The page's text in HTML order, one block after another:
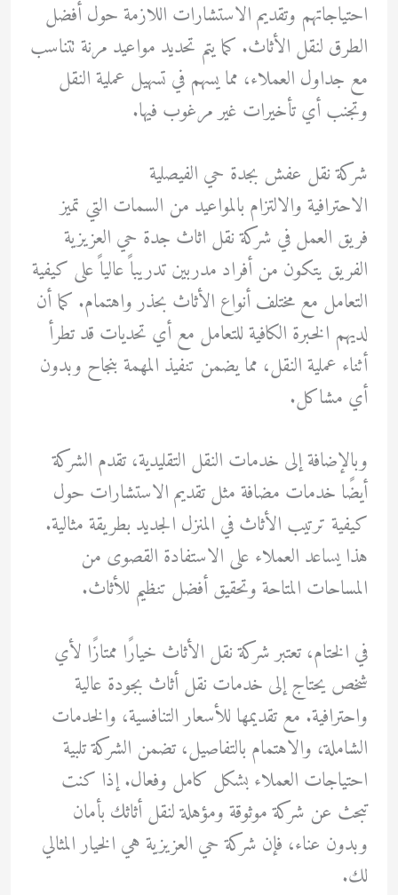
احتياجاتهم وتقديم الاستشارات اللازمة حول أفضل
الطرق لنقل الأثاث. كما يتم تحديد مواعيد مرنة تتناسب
مع جداول العملاء، مما يسهم في تسهيل عملية النقل
وتجنب أي تأخيرات غير مرغوب فيها.
شركة نقل عفش بجدة حي الفيصلية
الاحترافية والالتزام بالمواعيد من السمات التي تميز
فريق العمل في شركة نقل اثاث جدة حي العزيزية
الفريق يتكون من أفراد مدربين تدريباً عالياً على كيفية
التعامل مع مختلف أنواع الأثاث بحذر واهتمام. كما أن
لديهم الخبرة الكافية للتعامل مع أي تحديات قد تطرأ
أثناء عملية النقل، مما يضمن تنفيذ المهمة بنجاح وبدون
أي مشاكل.
وبالإضافة إلى خدمات النقل التقليدية، تقدم الشركة
أيضًا خدمات مضافة مثل تقديم الاستشارات حول
كيفية ترتيب الأثاث في المنزل الجديد بطريقة مثالية.
هذا يساعد العملاء على الاستفادة القصوى من
المساحات المتاحة وتحقيق أفضل تنظيم للأثاث.
في الختام، تعتبر شركة نقل الأثاث خيارًا ممتازًا لأي
شخص يحتاج إلى خدمات نقل أثاث بجودة عالية
واحترافية. مع تقديمها للأسعار التنافسية، والخدمات
الشاملة، والاهتمام بالتفاصيل، تضمن الشركة تلبية
احتياجات العملاء بشكل كامل وفعال. إذا كنت
تبحث عن شركة موثوقة ومؤهلة لنقل أثاثك بأمان
وبدون عناء، فإن شركة حي العزيزية هي الخيار المثالي
لك.